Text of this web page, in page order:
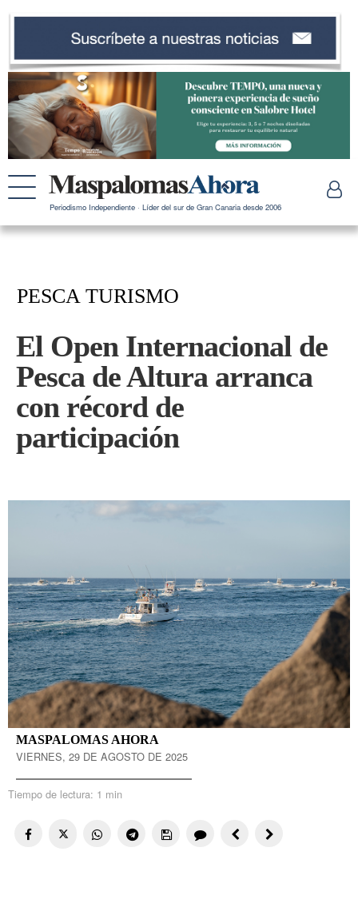
Periodismo Independiente · Líder del sur de Gran Canaria desde 2006
PESCA TURISMO
El Open Internacional de
Pesca de Altura arranca
con récord de
participación
MASPALOMAS AHORA
VIERNES, 29 DE AGOSTO DE 2025
Tiempo de lectura: 1 min